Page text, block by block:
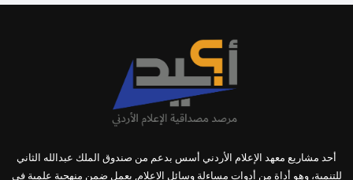
أحد مشاريع معهد الإعلام الأردني أسس بدعم من صندوق الملك عبدالله الثاني
للتنمية، وهو أداة من أدوات مساءلة وسائل الإعلام, يعمل ضمن منهجية علمية في